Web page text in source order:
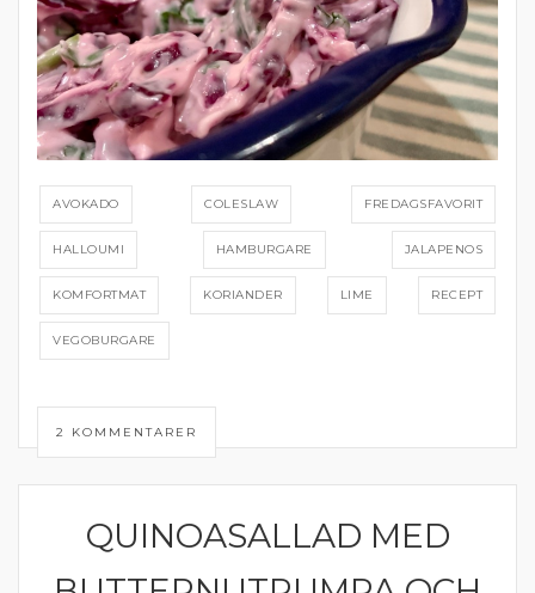
AVOKADO COLESLAW FREDAGSFAVORIT
HALLOUMI HAMBURGARE JALAPENOS
KOMFORTMAT KORIANDER LIME RECEPT
VEGOBURGARE
2 KOMMENTARER
DRESSINGQUINOASALLAD MED